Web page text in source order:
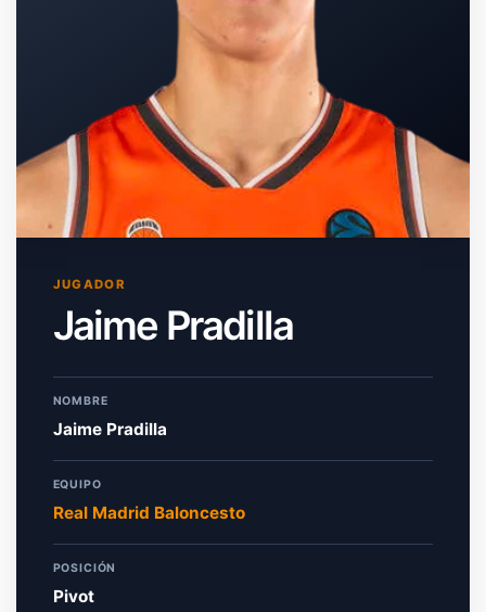
JUGADOR
Jaime Pradilla
NOMBRE
Jaime Pradilla
EQUIPO
Real Madrid Baloncesto
POSICIÓN
Pivot